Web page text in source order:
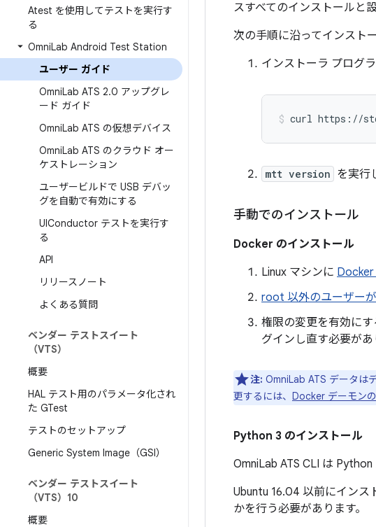
Atest を使用してテストを実行す
る
OmniLab Android Test Station
ユーザー ガイド
OmniLab ATS 2.0 アップグレ
ード ガイド
OmniLab ATS の仮想デバイス
OmniLab ATS のクラウド オー
ケストレーション
ユーザービルドで USB デバッ
グを自動で有効にする
UIConductor テストを実行す
る
API
リリースノート
よくある質問
ベンダー テストスイート
（VTS）
概要
HAL テスト用のパラメータ化され
た GTest
テストのセットアップ
Generic System Image（GSI）
ベンダー テストスイート
（VTS）10
概要
スすべてのインストールと
次の手順に沿ってインスト
インストーラ プログラ
mtt version を実行
手動でのインストール
Docker のインストール
Linux マシンに Docker
root 以外のユーザー
権限の変更を有効に
グインし直す必要があ
注: OmniLab ATS データは
更するには、 Docker デーモン
Python 3 のインストール
OmniLab ATS CLI は Python
Ubuntu 16.04 以前にイン
かを行う必要があります。